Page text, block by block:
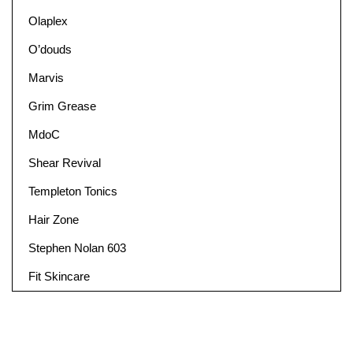
Olaplex
O’douds
Marvis
Grim Grease
MdoC
Shear Revival
Templeton Tonics
Hair Zone
Stephen Nolan 603
Fit Skincare